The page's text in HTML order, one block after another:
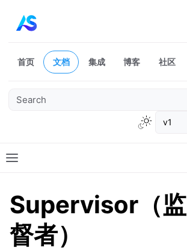
首页 文档 集成 博客 社区
v1
Supervisor（监
督者）